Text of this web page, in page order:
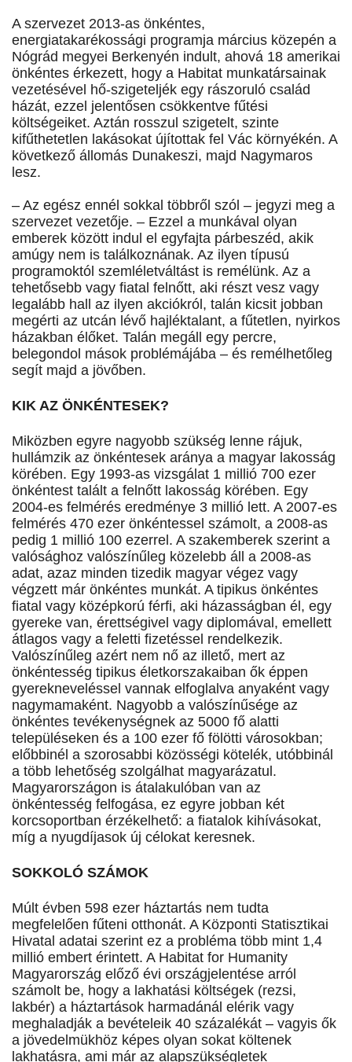
A szervezet 2013-as önkéntes,
energiatakarékossági programja március közepén a
Nógrád megyei Berkenyén indult, ahová 18 amerikai
önkéntes érkezett, hogy a Habitat munkatársainak
vezetésével hő-szigeteljék egy rászoruló család
házát, ezzel jelentősen csökkentve fűtési
költségeiket. Aztán rosszul szigetelt, szinte
kifűthetetlen lakásokat újítottak fel Vác környékén. A
következő állomás Dunakeszi, majd Nagymaros
lesz.
– Az egész ennél sokkal többről szól – jegyzi meg a
szervezet vezetője. – Ezzel a munkával olyan
emberek között indul el egyfajta párbeszéd, akik
amúgy nem is találkoznának. Az ilyen típusú
programoktól szemléletváltást is remélünk. Az a
tehetősebb vagy fiatal felnőtt, aki részt vesz vagy
legalább hall az ilyen akciókról, talán kicsit jobban
megérti az utcán lévő hajléktalant, a fűtetlen, nyirkos
házakban élőket. Talán megáll egy percre,
belegondol mások problémájába – és remélhetőleg
segít majd a jövőben.
KIK AZ ÖNKÉNTESEK?
Miközben egyre nagyobb szükség lenne rájuk,
hullámzik az önkéntesek aránya a magyar lakosság
körében. Egy 1993-as vizsgálat 1 millió 700 ezer
önkéntest talált a felnőtt lakosság körében. Egy
2004-es felmérés eredménye 3 millió lett. A 2007-es
felmérés 470 ezer önkéntessel számolt, a 2008-as
pedig 1 millió 100 ezerrel. A szakemberek szerint a
valósághoz valószínűleg közelebb áll a 2008-as
adat, azaz minden tizedik magyar végez vagy
végzett már önkéntes munkát. A tipikus önkéntes
fiatal vagy középkorú férfi, aki házasságban él, egy
gyereke van, érettségivel vagy diplomával, emellett
átlagos vagy a feletti fizetéssel rendelkezik.
Valószínűleg azért nem nő az illető, mert az
önkéntesség tipikus életkorszakaiban ők éppen
gyerekneveléssel vannak elfoglalva anyaként vagy
nagymamaként. Nagyobb a valószínűsége az
önkéntes tevékenységnek az 5000 fő alatti
településeken és a 100 ezer fő fölötti városokban;
előbbinél a szorosabbi közösségi kötelék, utóbbinál
a több lehetőség szolgálhat magyarázatul.
Magyarországon is átalakulóban van az
önkéntesség felfogása, ez egyre jobban két
korcsoportban érzékelhető: a fiatalok kihívásokat,
míg a nyugdíjasok új célokat keresnek.
SOKKOLÓ SZÁMOK
Múlt évben 598 ezer háztartás nem tudta
megfelelően fűteni otthonát. A Központi Statisztikai
Hivatal adatai szerint ez a probléma több mint 1,4
millió embert érintett. A Habitat for Humanity
Magyarország előző évi országjelentése arról
számolt be, hogy a lakhatási költségek (rezsi,
lakbér) a háztartások harmadánál elérik vagy
meghaladják a bevételeik 40 százalékát – vagyis ők
a jövedelmükhöz képes olyan sokat költenek
lakhatásra, ami már az alapszükségletek